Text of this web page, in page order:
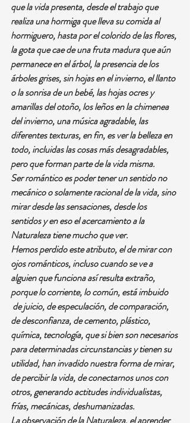
que la vida presenta, desde el trabajo que
realiza una hormiga que lleva su comida al
hormiguero, hasta por el colorido de las flores,
la gota que cae de una fruta madura que aún
permanece en el árbol, la presencia de los
árboles grises, sin hojas en el invierno, el llanto
o la sonrisa de un bebé, las hojas ocres y
amarillas del otoño, los leños en la chimenea
del invierno, una música agradable, las
diferentes texturas, en fin, es ver la belleza en
todo, incluidas las cosas más desagradables,
pero que forman parte de la vida misma.
Ser romántico es poder tener un sentido no
mecánico o solamente racional de la vida, sino
mirar desde las sensaciones, desde los
sentidos y en eso el acercamiento a la
Naturaleza tiene mucho que ver.
Hemos perdido este atributo, el de mirar con
ojos románticos, incluso cuando se ve a
alguien que funciona así resulta extraño,
porque lo corriente, lo común, está imbuido
de juicio, de especulación, de comparación,
de desconfianza, de cemento, plástico,
química, tecnología, que si bien son necesarios
para determinadas circunstancias y tienen su
utilidad, han invadido nuestra forma de mirar,
de percibir la vida, de conectarnos unos con
otros, generando actitudes individualistas,
frías, mecánicas, deshumanizadas.
La observación de la Naturaleza, el aprender